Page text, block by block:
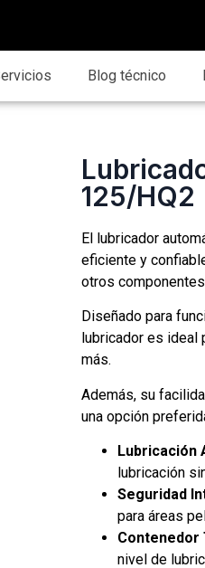
Blog técnico
125/HQ2
El lubricador
eficiente y
otros
Diseñado para
lubricador es
más.
Además, su
una opción
Lubricación
lubricación
Seguridad
para áreas
Contenedor
nivel de